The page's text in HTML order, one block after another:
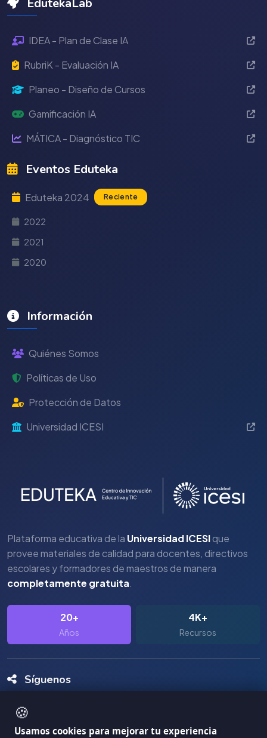
🍪
Usamos cookies para mejorar tu experiencia
EdutekaLab
IDEA - Plan de Clase IA
RubriK - Evaluación IA
Planeo - Diseño de Cursos
Gamificación IA
MÁTICA - Diagnóstico TIC
Eventos Eduteka
Eduteka 2024 Reciente
2022
2021
2020
Información
Quiénes Somos
Políticas de Uso
Protección de Datos
Universidad ICESI
Plataforma educativa de la Universidad ICESIque
provee materiales de calidad para docentes, directivos
escolares y formadores de maestros de manera
completamente gratuita.
20+
Años
4K+
Recursos
Síguenos